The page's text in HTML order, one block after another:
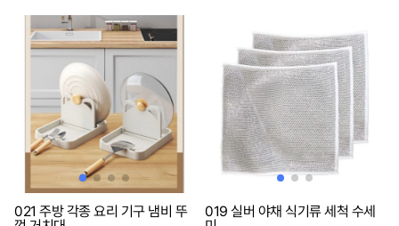
021 주방 각종 요리 기구 냄비 뚜
019 실버 야채 식기류 세척 수세